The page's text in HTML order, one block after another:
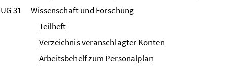
UG 31
Wissenschaft und Forschung
Teilheft
Verzeichnis veranschlagter Konten
Arbeitsbehelf zum Personalplan